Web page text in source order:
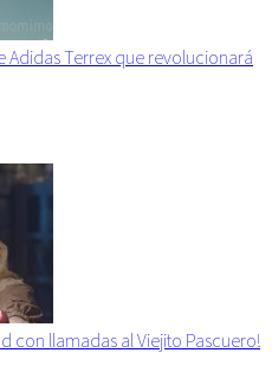
Adidas Terrex que revolucionará
con llamadas al Viejito Pascuero!